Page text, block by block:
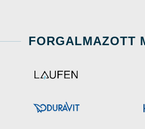
FORGALMAZOTT